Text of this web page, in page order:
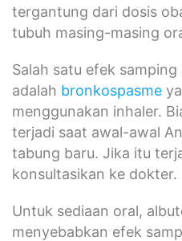
tergantung dari dosis
tubuh masing-masing
Salah satu efek
adalah bronkospasme
menggunakan inhaler.
terjadi saat awal-awal
tabung baru. Jika itu
konsultasikan ke dokter.
Untuk sediaan oral,
menyebabkan efek